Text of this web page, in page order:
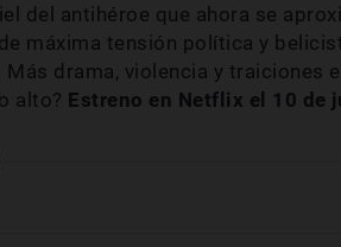
del antihéroe que ahora se
máxima tensión política y
Más drama, violencia y traiciones
alto? Estreno en Netflix el 10 de